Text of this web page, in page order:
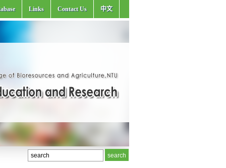
Links Contact Us 中文